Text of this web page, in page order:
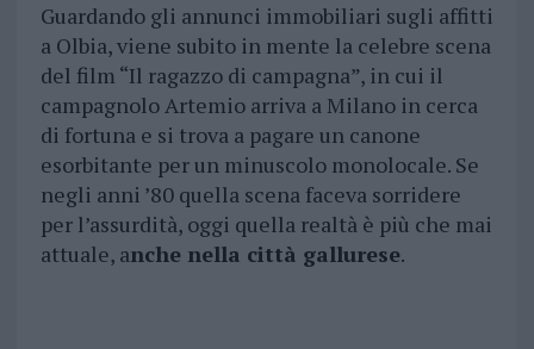
Guardando gli annunci immobiliari sugli affitti
a Olbia, viene subito in mente la celebre scena
del film “Il ragazzo di campagna”, in cui il
campagnolo Artemio arriva a Milano in cerca
di fortuna e si trova a pagare un canone
esorbitante per un minuscolo monolocale. Se
negli anni ’80 quella scena faceva sorridere
per l’assurdità, oggi quella realtà è più che mai
attuale, anche nella città gallurese.